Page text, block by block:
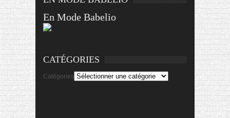
En Mode Babelio
CATÉGORIES
Catégories